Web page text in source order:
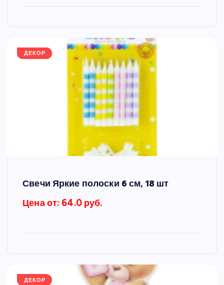
ДЕКОР
Свечи Яркие полоски 6 см, 18 шт
Цена от: 64.0 руб.
ДЕКОР